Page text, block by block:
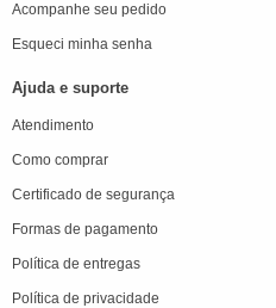
Acompanhe seu pedido
Esqueci minha senha
Ajuda e suporte
Atendimento
Como comprar
Certificado de segurança
Formas de pagamento
Política de entregas
Política de privacidade